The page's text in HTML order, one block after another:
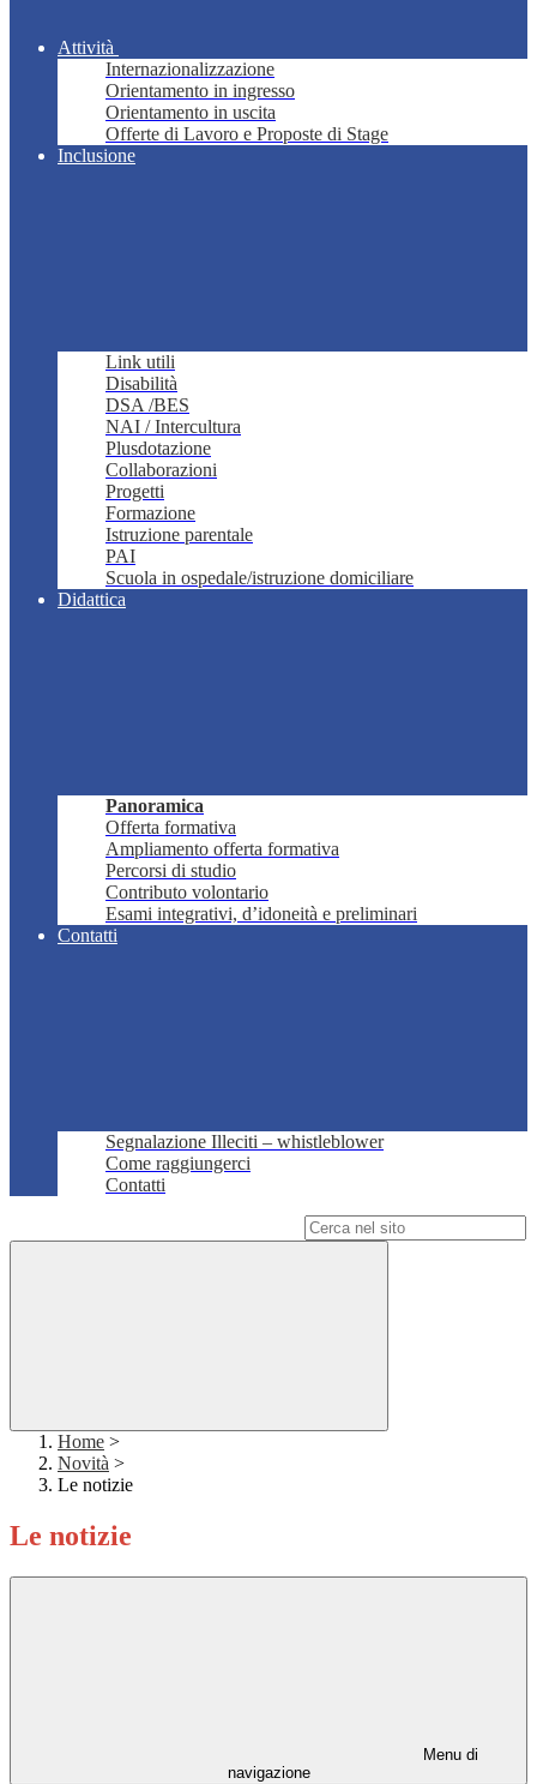
Attività
Internazionalizzazione
Orientamento in ingresso
Orientamento in uscita
Offerte di Lavoro e Proposte di Stage
Inclusione
Link utili
Disabilità
DSA /BES
NAI / Intercultura
Plusdotazione
Collaborazioni
Progetti
Formazione
Istruzione parentale
PAI
Scuola in ospedale/istruzione domiciliare
Didattica
Panoramica
Offerta formativa
Ampliamento offerta formativa
Percorsi di studio
Contributo volontario
Esami integrativi, d’idoneità e preliminari
Contatti
Segnalazione Illeciti – whistleblower
Come raggiungerci
Contatti
Home >
Novità >
Le notizie
Le notizie
Menu di
navigazione